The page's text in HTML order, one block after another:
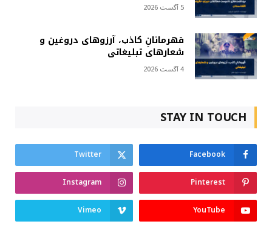
5 آگست 2026
قهرمانانِ کاذب، آرزوهای دروغین و
شعارهای تبلیغاتی
4 آگست 2026
STAY IN TOUCH
Facebook
Twitter
Pinterest
Instagram
YouTube
Vimeo